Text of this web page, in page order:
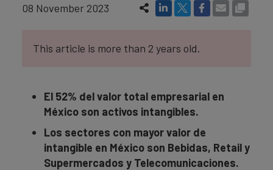
08 November 2023
This article is more than 2 years old.
El 52% del valor total empresarial en
México son activos intangibles.
Los sectores con mayor valor de
intangible en México son Bebidas, Retail y
Supermercados y Telecomunicaciones.